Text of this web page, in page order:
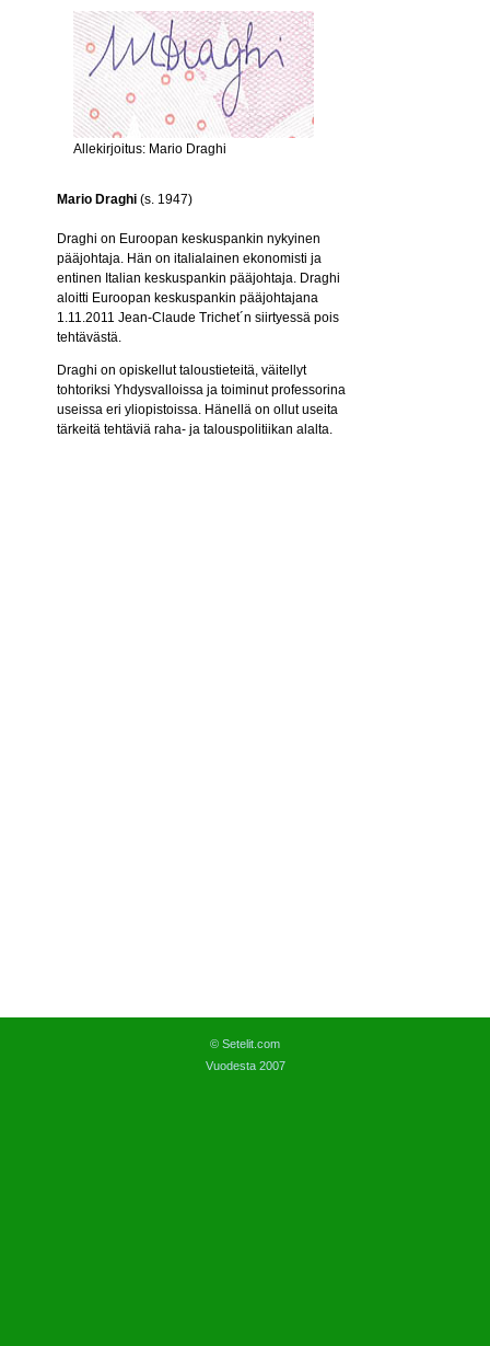
Allekirjoitus: Mario Draghi
Mario Draghi (s. 1947)
Draghi on Euroopan keskuspankin nykyinen
pääjohtaja. Hän on italialainen ekonomisti ja
entinen Italian keskuspankin pääjohtaja. Draghi
aloitti Euroopan keskuspankin pääjohtajana
1.11.2011 Jean-Claude Trichet´n siirtyessä pois
tehtävästä.
Draghi on opiskellut taloustieteitä, väitellyt
tohtoriksi Yhdysvalloissa ja toiminut professorina
useissa eri yliopistoissa. Hänellä on ollut useita
tärkeitä tehtäviä raha- ja talouspolitiikan alalta.
© Setelit.com
Vuodesta 2007